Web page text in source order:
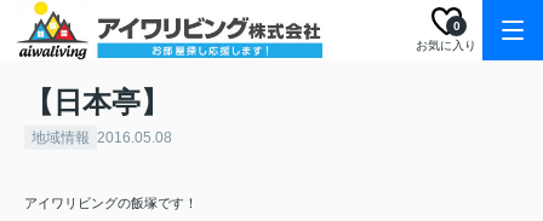
お気に入り
0
【日本亭】
地域情報 2016.05.08
アイワリビングの飯塚です！